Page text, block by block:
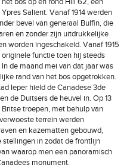
Salient. Vanaf 1914 werden
bevel van generaal Bulfin, die
en zonder zijn uitdrukkelijke
worden ingeschakeld. Vanaf 1915
functie toen hij steeds
de maand mei van dat jaar was
rand van het bos opgetrokken.
Ieper hield de Canadese 3de
de Duitsers de heuvel in. Op 13
troepen, met behulp van
terrein werden
en kazematten gebouwd,
in zodat de frontlijn
waarop men een panoramisch
monument.